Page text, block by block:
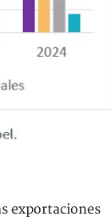
exportaciones